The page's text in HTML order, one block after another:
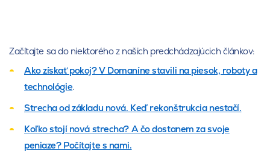
Začítajte sa do niektorého z našich predchádzajúcich článkov:
Ako získať pokoj? V Domaníne stavili na piesok, roboty a
technológie.
Strecha od základu nová. Keď rekonštrukcia nestačí.
Koľko stojí nová strecha? A čo dostanem za svoje
peniaze? Počítajte s nami.